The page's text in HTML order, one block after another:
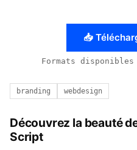
📥
Formats
branding webdesign
Découvrez la beauté
Script